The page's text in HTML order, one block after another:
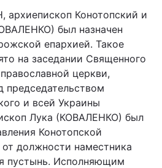
Регіони
Статті
Думки
Вакансії
Конотопский и
был назначен
епархией. Такое
на заседании Священного
церкви,
председательством
и всей Украины
Лука (КОВАЛЕНКО) был
Конотопской
должности наместника
пустынь. Исполняющим